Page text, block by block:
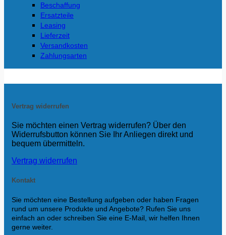
Beschaffung
Ersatzteile
Leasing
Lieferzeit
Versandkosten
Zahlungsarten
Vertrag widerrufen
Sie möchten einen Vertrag widerrufen? Über den
Widerrufsbutton können Sie Ihr Anliegen direkt und
bequem übermitteln.
Vertrag widerrufen
Kontakt
Sie möchten eine Bestellung aufgeben oder haben Fragen
rund um unsere Produkte und Angebote? Rufen Sie uns
einfach an oder schreiben Sie eine E-Mail, wir helfen Ihnen
gerne weiter.